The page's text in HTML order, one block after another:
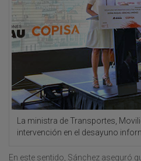
La ministra de Transportes,
intervención en el desayuno
En este sentido, Sánchez aseguró